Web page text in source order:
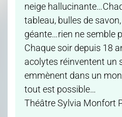
neige
tableau, bulles de
géante…rien ne semble
Chaque soir depuis 18
acolytes réinventent un
emmènent dans un
tout est possible…
Théâtre Sylvia Monfort